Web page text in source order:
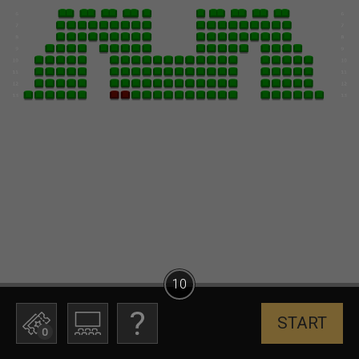
0 START
10